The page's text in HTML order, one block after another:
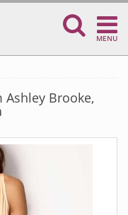
MENU
Brooke,